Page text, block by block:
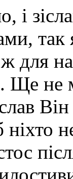
і
для
не